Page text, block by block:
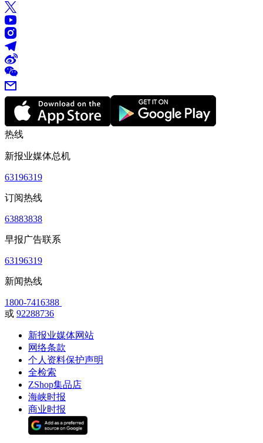
热线
新报业媒体总机
63196319
订阅热线
63883838
早报广告联系
63196319
新闻热线
1800-7416388
或 92288736
新报业媒体网站
网络条款
个人资料保护声明
全检索
ZShop集品店
海峡时报
商业时报